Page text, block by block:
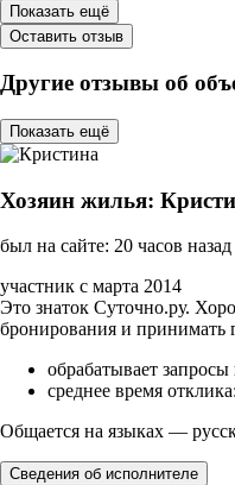
Показать ещё
Оставить отзыв
Другие отзывы об
Показать ещё
Хозяин жилья:
был на сайте: 20 часов назад
участник с марта 2014
Это знаток Суточно.ру.
бронирования и принимать
обрабатывает запросы
среднее время
Общается на языках —
Сведения об исполнителе